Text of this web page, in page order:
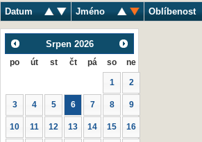
Datum Jméno Oblíbenost
Srpen 2026
po út st čt pá so ne
1 2
3 4 5 6 7 8 9
10 11 12 13 14 15 16